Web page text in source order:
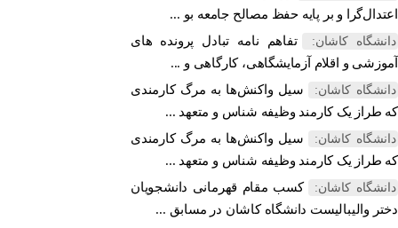
اعتدال‌گرا و بر پایه حفظ مصالح جامعه بو ...
دانشگاه کاشان:
تفاهم نامه تبادل پرونده‌ های
آموزشی و اقلام آزمایشگاهی، کارگاهی و ...
دانشگاه کاشان:
سیل واکنش‌ها به مرگ کارمندی
که طراز یک کارمند وظیفه شناس و متعهد ...
دانشگاه کاشان:
سیل واکنش‌ها به مرگ کارمندی
که طراز یک کارمند وظیفه شناس و متعهد ...
دانشگاه کاشان:
کسب مقام قهرمانی دانشجویان
دختر والیبالیست دانشگاه کاشان در مسابق ...